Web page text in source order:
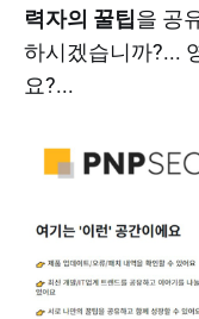
력자의 꿀팁을 공
하시겠습니까?...
요?...